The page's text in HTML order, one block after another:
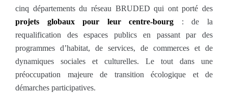
cinq départements du réseau BRUDED qui ont porté des
projets globaux pour leur centre-bourg : de la
requalification des espaces publics en passant par des
programmes d’habitat, de services, de commerces et de
dynamiques sociales et culturelles. Le tout dans une
préoccupation majeure de transition écologique et de
démarches participatives.